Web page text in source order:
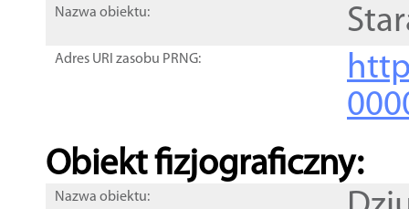
Nazwa obiektu:
Adres URI zasobu PRNG:
Obiekt fizjograficzny:
Nazwa obiektu: